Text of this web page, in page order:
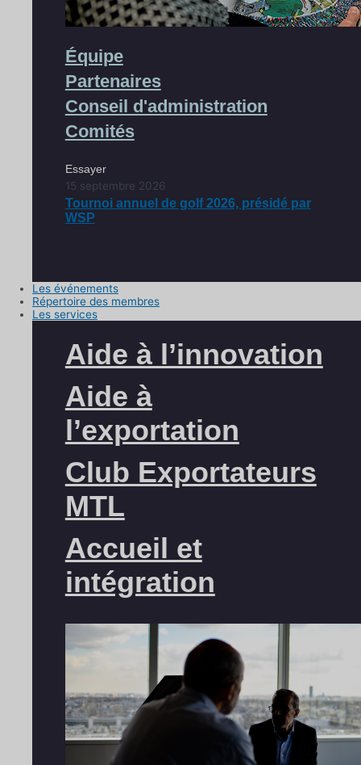
Équipe
Partenaires
Conseil d'administration
Comités
Essayer
15 septembre 2026
Tournoi annuel de golf 2026, présidé par
WSP
Les événements
Répertoire des membres
Les services
Aide à l’innovation
Aide à
l’exportation
Club Exportateurs
MTL
Accueil et
intégration